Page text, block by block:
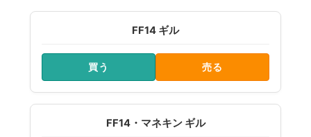
FF14 ギル
買う 売る
FF14・マネキン ギル